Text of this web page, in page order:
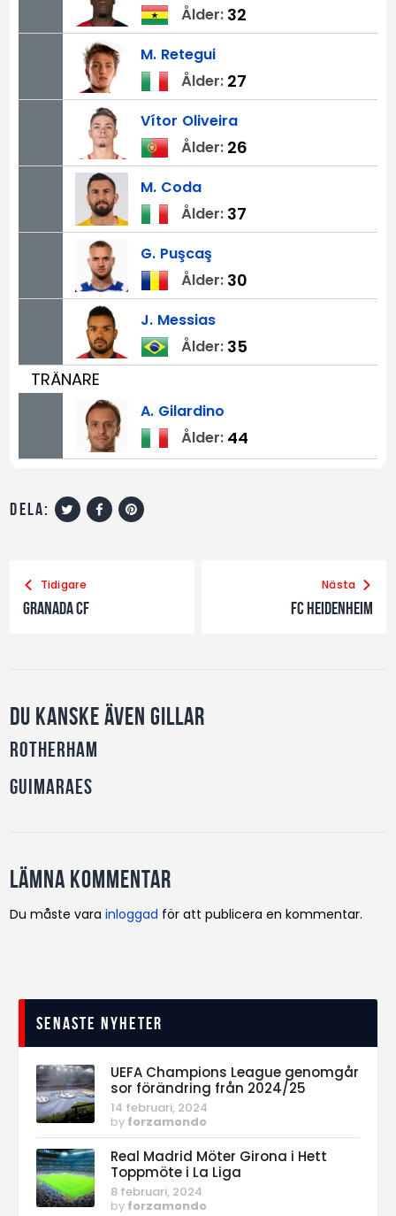
Ålder: 32
M. Retegui
Ålder: 27
Vítor Oliveira
Ålder: 26
M. Coda
Ålder: 37
G. Puşcaş
Ålder: 30
J. Messias
Ålder: 35
TRÄNARE
A. Gilardino
Ålder: 44
dela:
Tidigare
Granada CF
Nästa
FC Heidenheim
Du kanske även gillar
Rotherham
Guimaraes
Lämna kommentar
Du måste varainloggad för att publicera en kommentar.
Senaste nyheter
UEFA Champions League genomgår
sor förändring från 2024/25
14 februari, 2024
by forzamondo
Real Madrid Möter Girona i Hett
Toppmöte i La Liga
8 februari, 2024
by forzamondo